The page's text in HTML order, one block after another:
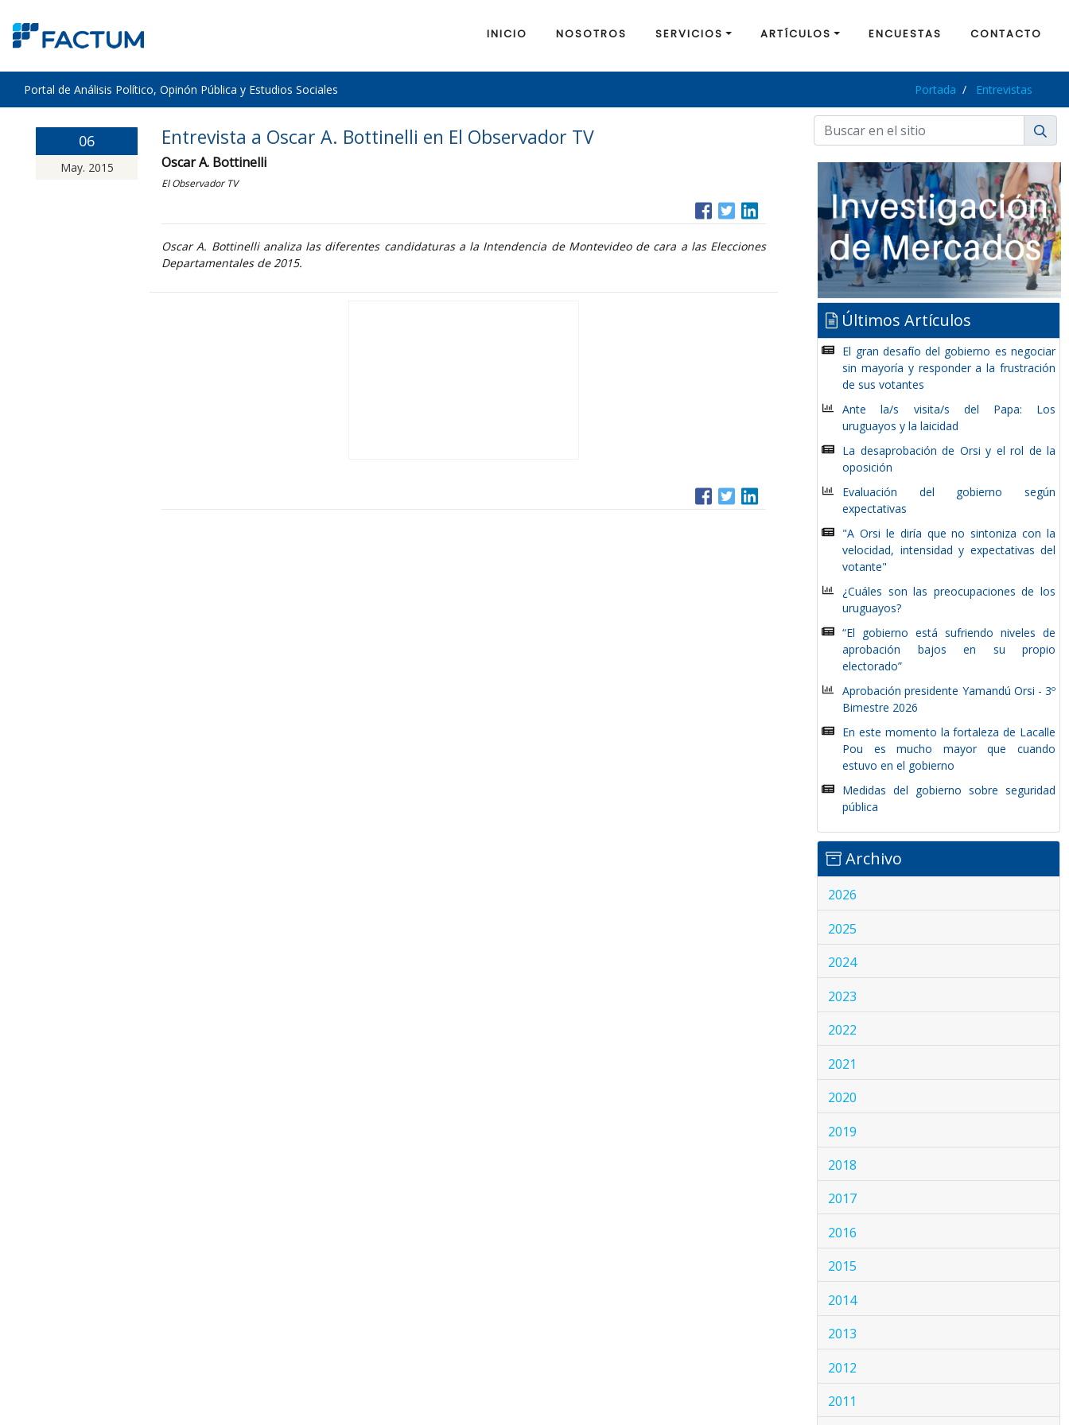
INICIO NOSOTROS SERVICIOS ARTÍCULOS ENCUESTAS CONTACTO
Portal de Análisis Político, Opinón Pública y Estudios Sociales Portada Entrevistas
06
May. 2015
Entrevista a Oscar A. Bottinelli en El Observador TV
Oscar A. Bottinelli
El Observador TV
Oscar A. Bottinelli analiza las diferentes candidaturas a la Intendencia de Montevideo de cara a las Elecciones
Departamentales de 2015.
Últimos Artículos
El gran desafío del gobierno es negociar
sin mayoría y responder a la frustración
de sus votantes
Ante la/s visita/s del Papa: Los
uruguayos y la laicidad
La desaprobación de Orsi y el rol de la
oposición
Evaluación del gobierno según
expectativas
"A Orsi le diría que no sintoniza con la
velocidad, intensidad y expectativas del
votante"
¿Cuáles son las preocupaciones de los
uruguayos?
“El gobierno está sufriendo niveles de
aprobación bajos en su propio
electorado”
Aprobación presidente Yamandú Orsi - 3º
Bimestre 2026
En este momento la fortaleza de Lacalle
Pou es mucho mayor que cuando
estuvo en el gobierno
Medidas del gobierno sobre seguridad
pública
Archivo
2026
2025
2024
2023
2022
2021
2020
2019
2018
2017
2016
2015
2014
2013
2012
2011